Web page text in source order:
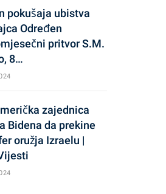
pokušaja ubistva
Određen
pritvor S.M.
8…
zajednica
Bidena da prekine
oružja Izraelu |